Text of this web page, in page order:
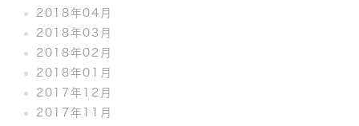
2018年04月
2018年03月
2018年02月
2018年01月
2017年12月
2017年11月